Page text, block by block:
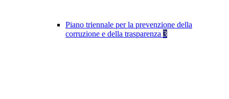
Piano triennale per la prevenzione della
corruzione e della trasparenza 3